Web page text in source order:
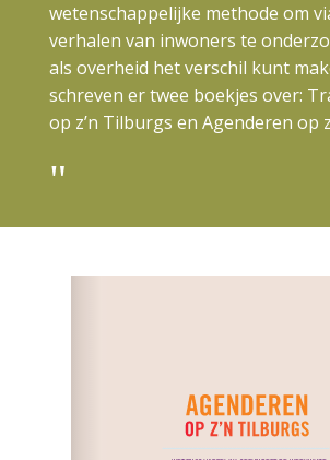
wetenschappelijke methode om
verhalen van inwoners te
als overheid het verschil kunt
schreven er twee boekjes over:
op z’n Tilburgs en Agenderen op
"